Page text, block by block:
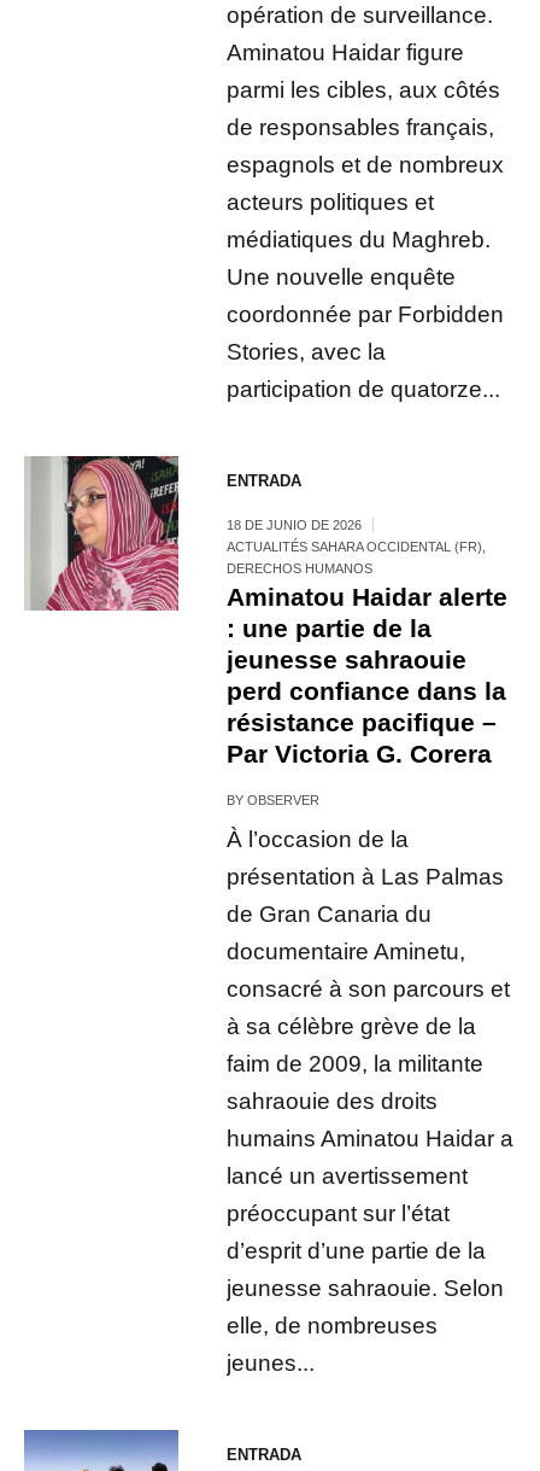
opération de surveillance.
Aminatou Haidar figure
parmi les cibles, aux côtés
de responsables français,
espagnols et de nombreux
acteurs politiques et
médiatiques du Maghreb.
Une nouvelle enquête
coordonnée par Forbidden
Stories, avec la
participation de quatorze...
ENTRADA
18 DE JUNIO DE 2026
ACTUALITÉS SAHARA OCCIDENTAL (FR)
DERECHOS HUMANOS
Aminatou Haidar alerte
: une partie de la
jeunesse sahraouie
perd confiance dans la
résistance pacifique –
Par Victoria G. Corera
BYOBSERVER
À l’occasion de la
présentation à Las Palmas
de Gran Canaria du
documentaire Aminetu,
consacré à son parcours et
à sa célèbre grève de la
faim de 2009, la militante
sahraouie des droits
humains Aminatou Haidar a
lancé un avertissement
préoccupant sur l’état
d’esprit d’une partie de la
jeunesse sahraouie. Selon
elle, de nombreuses
jeunes...
ENTRADA